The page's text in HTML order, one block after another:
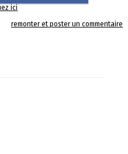
ici
remonter et poster un commentaire